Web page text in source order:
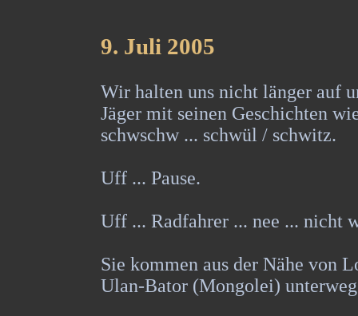
9. Juli 2005
Wir halten uns nicht länger auf
Jäger mit seinen Geschichten
schwschw ... schwül / schwitz.
Uff ... Pause.
Uff ... Radfahrer ... nee ... nicht
Sie kommen aus der Nähe von
Ulan-Bator (Mongolei)